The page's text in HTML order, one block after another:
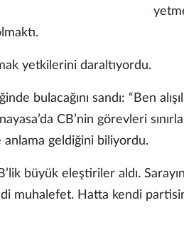
yetkilerini daraltıyordu.
bulacağını sandı: “Ben
CB’nin görevleri
anlama geldiğini biliyordu.
büyük eleştiriler aldı.
muhalefet. Hatta kendi